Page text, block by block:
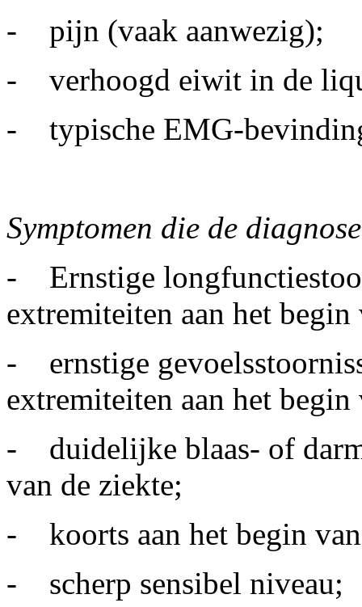
- pijn (vaak aanwezig);
- verhoogd eiwit in de
- typische EMG-
Symptomen die de
- Ernstige
extremiteiten aan het begin
- ernstige
extremiteiten aan het begin
- duidelijke blaas- of
van de ziekte;
- koorts aan het begin
- scherp sensibel niveau;